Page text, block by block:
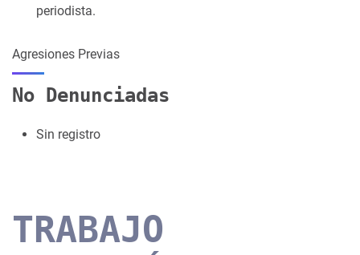
periodista.
Agresiones Previas
No Denunciadas
Sin registro
TRABAJO